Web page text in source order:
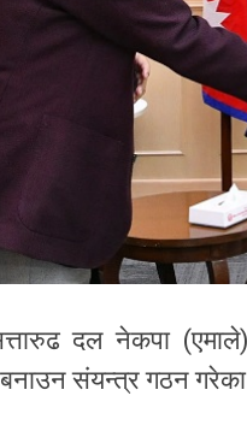
दल नेकपा
बनाउन संयन्त्र गठन